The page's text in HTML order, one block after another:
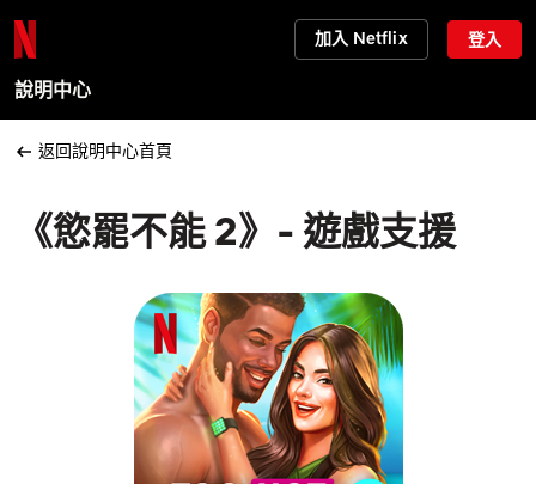
加入 Netflix 登入
說明中心
返回說明中心首頁
《慾罷不能 2》- 遊戲支援